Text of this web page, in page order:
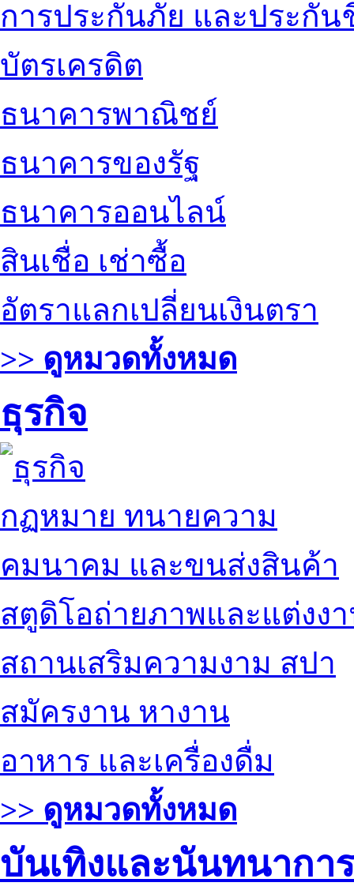
การประกันภัย และประกัน
บัตรเครดิต
ธนาคารพาณิชย์
ธนาคารของรัฐ
ธนาคารออนไลน์
สินเชื่อ เช่าซื้อ
อัตราแลกเปลี่ยนเงินตรา
>> ดูหมวดทั้งหมด
ธุรกิจ
กฏหมาย ทนายความ
คมนาคม และขนส่งสินค้า
สตูดิโอถ่ายภาพและแต่งง
สถานเสริมความงาม สปา
สมัครงาน หางาน
อาหาร และเครื่องดื่ม
>> ดูหมวดทั้งหมด
บันเทิงและนันทนาการ